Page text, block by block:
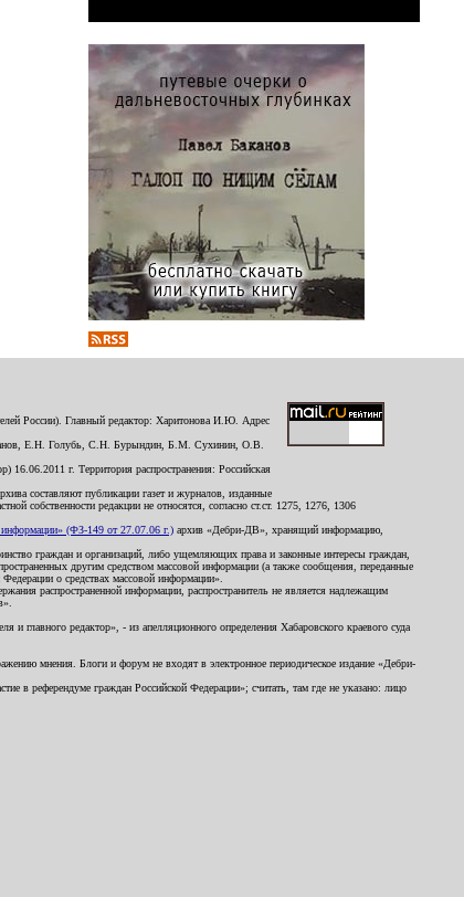
России). Главный редактор: Харитонова И.Ю. Адрес
Е.Н. Голубь, С.Н. Бурындин, Б.М. Сухинин, О.В.
г. Территория распространения: Российская
составляют публикации газет и журналов, изданные
собственности редакции не относятся, согласно ст.ст. 1275, 1276, 1306
(ФЗ-149 от 27.07.06 г.) архив «Дебри-ДВ», хранящий информацию,
граждан и организаций, либо ущемляющих права и законные интересы граждан,
другим средством массовой информации (а также сообщения, переданные
о средствах массовой информации».
распространенной информации, распространитель не является надлежащим
редактор», - из апелляционного определения Хабаровского краевого суда
мнения. Блоги и форум не входят в электронное периодическое издание «Дебри-
в референдуме граждан Российской Федерации»; считать, там где не указано: лицо